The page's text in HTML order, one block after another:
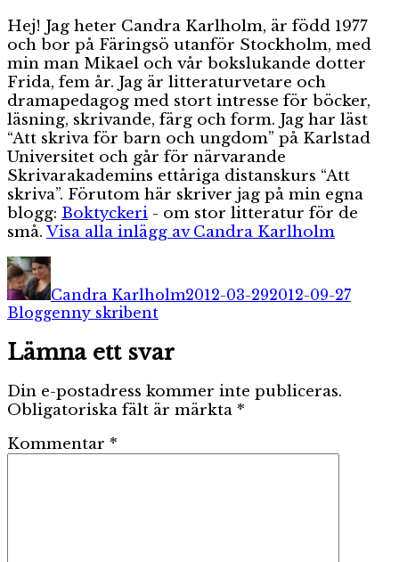
Hej! Jag heter Candra Karlholm, är född 1977
och bor på Färingsö utanför Stockholm, med
min man Mikael och vår bokslukande dotter
Frida, fem år. Jag är litteraturvetare och
dramapedagog med stort intresse för böcker,
läsning, skrivande, färg och form. Jag har läst
“Att skriva för barn och ungdom” på Karlstad
Universitet och går för närvarande
Skrivarakademins ettåriga distanskurs “Att
skriva”. Förutom här skriver jag på min egna
blogg: Boktyckeri - om stor litteratur för de
små. Visa alla inlägg av Candra Karlholm
Författare
Candra Karlholm2012-03-292012-09-27
BloggenEtiketter
ny skribent
Lämna ett svar
Din e-postadress kommer inte publiceras.
Obligatoriska fält är märkta *
Kommentar *